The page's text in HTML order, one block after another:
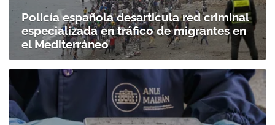
Policía española desarticula red criminal
especializada en tráfico de migrantes en
el Mediterráneo